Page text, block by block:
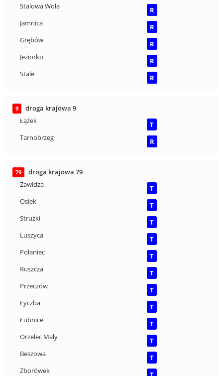
Stalowa Wola
R
Jamnica
R
Grębów
R
Jeziorko
R
Stale
R
9
droga krajowa 9
Łążek
T
Tarnobrzeg
R
79
droga krajowa 79
Zawidza
T
Osiek
T
Strużki
T
Luszyca
T
Połaniec
T
Ruszcza
T
Przeczów
T
Łyczba
T
Łubnice
T
Orzelec Mały
T
Beszowa
T
Zborówek